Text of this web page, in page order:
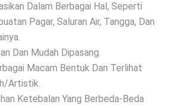
Dalam Berbagai Hal, Seperti
Pagar, Saluran Air, Tangga, Dan
Dan Mudah Dipasang.
Macam Bentuk Dan Terlihat
Artistik.
Ketebalan Yang Berbeda-Beda